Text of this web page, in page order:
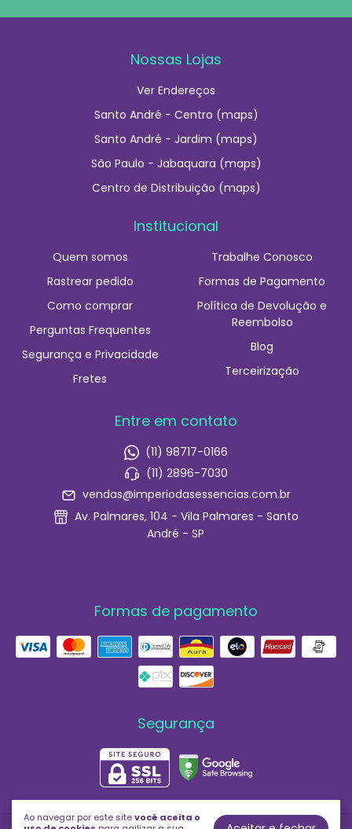
Ao navegar por este sitevocê aceita o
Nossas Lojas
Ver Endereços
Santo André - Centro (maps)
Santo André - Jardim (maps)
São Paulo - Jabaquara (maps)
Centro de Distribuição (maps)
Institucional
Quem somos
Rastrear pedido
Como comprar
Perguntas Frequentes
Segurança e Privacidade
Fretes
Trabalhe Conosco
Formas de Pagamento
Política de Devolução e
Reembolso
Blog
Terceirização
Entre em contato
(11) 98717-0166
(11) 2896-7030
vendas@imperiodasessencias.com.br
Av. Palmares, 104 - Vila Palmares - Santo
André - SP
Formas de pagamento
Segurança